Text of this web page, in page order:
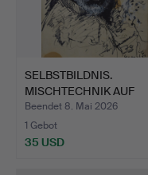
SELBSTBILDNIS.
MISCHTECHNIK AUF
PAPIER.
Beendet 8. Mai 2026
1 Gebot
35 USD